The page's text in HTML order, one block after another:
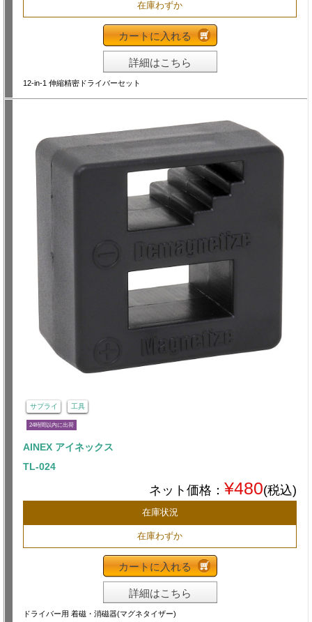
在庫わずか
カートに入れる
詳細はこちら
12-in-1 伸縮精密ドライバーセット
サプライ 工具
24時間以内に出荷
AINEX アイネックス
TL-024
ネット価格： ¥480(税込)
在庫状況
在庫わずか
カートに入れる
詳細はこちら
ドライバー用 着磁・消磁器(マグネタイザー)